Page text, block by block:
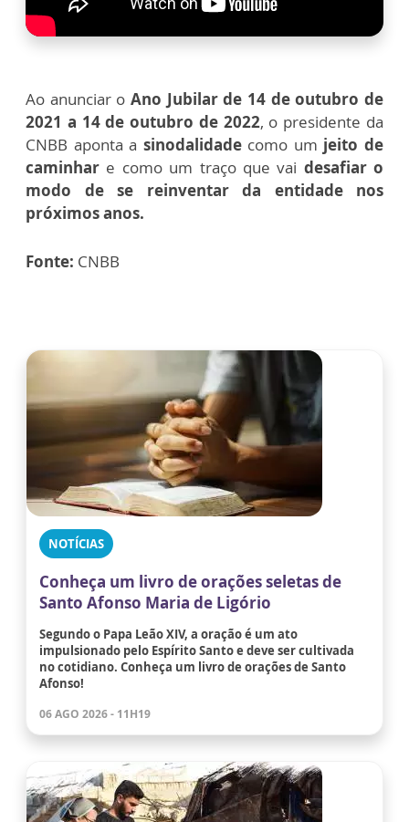
Ao anunciar o Ano Jubilar de 14 de outubro de
2021 a 14 de outubro de 2022, o presidente da
CNBB aponta a sinodalidadecomo um jeito de
caminhar e como um traço que vai desafiar o
modo de se reinventar da entidade nos
próximos anos.
Fonte: CNBB
NOTÍCIAS
Conheça um livro de orações seletas de
Santo Afonso Maria de Ligório
Segundo o Papa Leão XIV, a oração é um ato
impulsionado pelo Espírito Santo e deve ser cultivada
no cotidiano. Conheça um livro de orações de Santo
Afonso!
06 AGO 2026 - 11H19